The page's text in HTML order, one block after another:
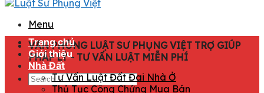
Menu
VĂN PHÒNG LUẬT SƯ PHỤNG VIỆT TRỢ GIÚP
PHÁP LÝ - TƯ VẤN LUẬT MIỄN PHÍ
Trang chủ
Giới thiệu
Nhà Đất
Tư Vấn Luật Đất Đai Nhà Ở
Thủ Tục Công Chứng Mua Bán